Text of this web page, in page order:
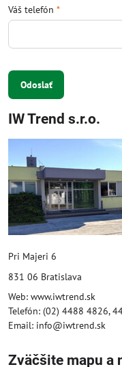
Váš telefón *
Odoslať
IW Trend s.r.o.
Pri Majeri 6
831 06 Bratislava
Web: www.iwtrend.sk
Telefón: (02) 4488 4826,
Email: info@iwtrend.sk
Zväčšite mapu a